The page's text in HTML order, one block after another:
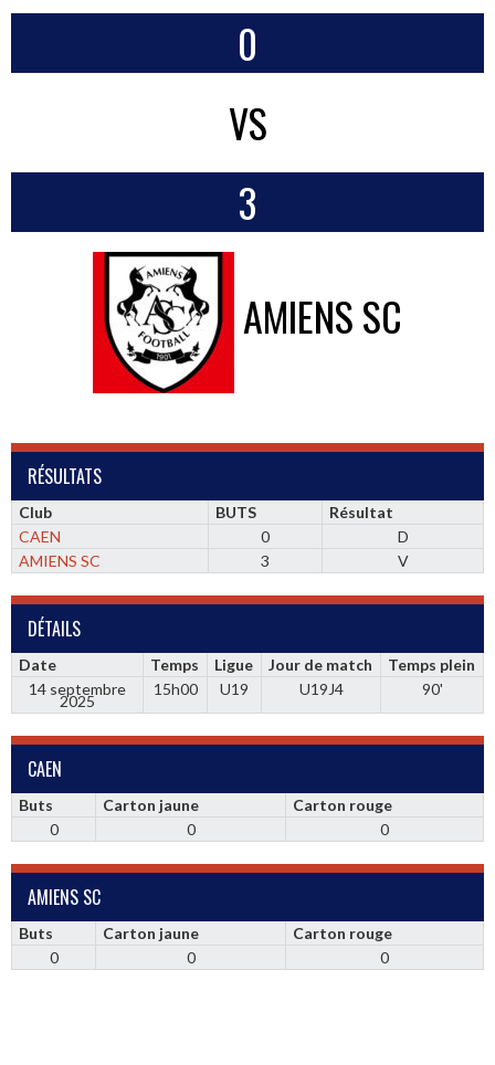
0
VS
3
AMIENS SC
RÉSULTATS
Club BUTS
Résultat
CAEN
0
D
AMIENS SC
3 V
DÉTAILS
Date Temps Ligue Jour de match
Temps plein
14 septembre
2025
15h00 U19 U19J4 90'
CAEN
Buts Carton jaune
Carton rouge
0
0 0
AMIENS SC
Buts Carton jaune
Carton rouge
0
0 0